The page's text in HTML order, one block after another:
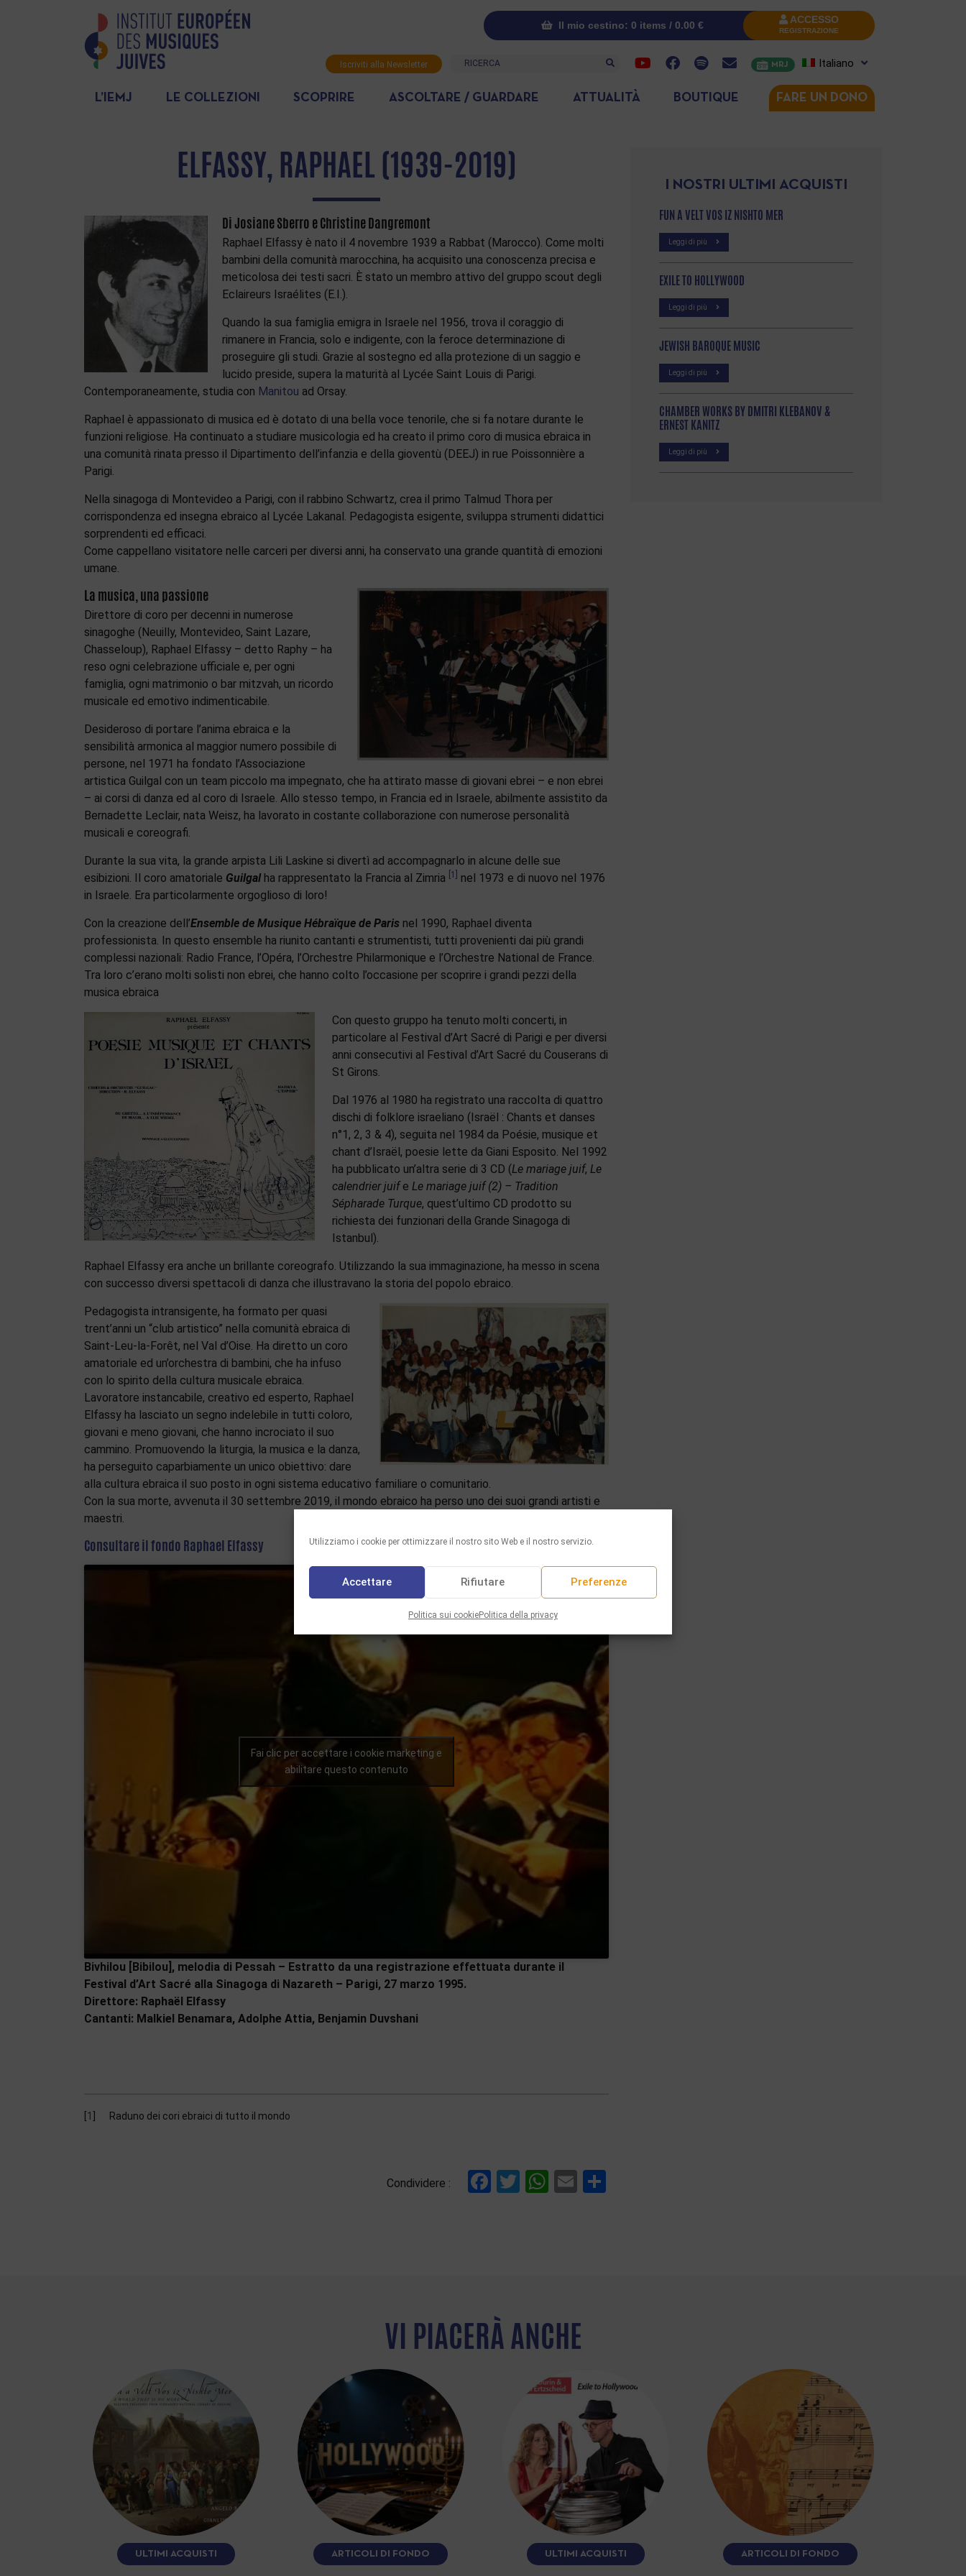
Utilizziamo i cookie per ottimizzare il nostro sito Web e il nostro servizio.
Accettare Rifiutare Preferenze
Politica sui cookiePolitica della privacy
Il mio cestino: 0 items / 0.00 € ACCESSO
REGISTRAZIONE
Iscriviti alla Newsletter Ricerca MRJ Italiano
L’IEMJ LE COLLEZIONI SCOPRIRE ASCOLTARE / GUARDARE ATTUALITÀ BOUTIQUE FARE UN DONO
ELFASSY, RAPHAEL (1939-2019)
Di Josiane Sberro e Christine Dangremont
Raphael Elfassy è nato il 4 novembre 1939 a Rabbat (Marocco). Come molti
bambini della comunità marocchina, ha acquisito una conoscenza precisa e
meticolosa dei testi sacri. È stato un membro attivo del gruppo scout degli
Eclaireurs Israélites (E.I.).
Quando la sua famiglia emigra in Israele nel 1956, trova il coraggio di
rimanere in Francia, solo e indigente, con la feroce determinazione di
proseguire gli studi. Grazie al sostegno ed alla protezione di un saggio e
lucido preside, supera la maturità al Lycée Saint Louis di Parigi.
Contemporaneamente, studia con Manitou ad Orsay.
Raphael è appassionato di musica ed è dotato di una bella voce tenorile, che si fa notare durante le
funzioni religiose. Ha continuato a studiare musicologia ed ha creato il primo coro di musica ebraica in
una comunità rinata presso il Dipartimento dell’infanzia e della gioventù (DEEJ) in rue Poissonnière a
Parigi.
Nella sinagoga di Montevideo a Parigi, con il rabbino Schwartz, crea il primo Talmud Thora per
corrispondenza ed insegna ebraico al Lycée Lakanal. Pedagogista esigente, sviluppa strumenti didattici
sorprendenti ed efficaci.
Come cappellano visitatore nelle carceri per diversi anni, ha conservato una grande quantità di emozioni
umane.
La musica, una passione
Direttore di coro per decenni in numerose
sinagoghe (Neuilly, Montevideo, Saint Lazare,
Chasseloup), Raphael Elfassy – detto Raphy – ha
reso ogni celebrazione ufficiale e, per ogni
famiglia, ogni matrimonio o bar mitzvah, un ricordo
musicale ed emotivo indimenticabile.
Desideroso di portare l’anima ebraica e la
sensibilità armonica al maggior numero possibile di
persone, nel 1971 ha fondato l’Associazione
artistica Guilgal con un team piccolo ma impegnato, che ha attirato masse di giovani ebrei – e non ebrei
– ai corsi di danza ed al coro di Israele. Allo stesso tempo, in Francia ed in Israele, abilmente assistito da
Bernadette Leclair, nata Weisz, ha lavorato in costante collaborazione con numerose personalità
musicali e coreografi.
Durante la sua vita, la grande arpista Lili Laskine si divertì ad accompagnarlo in alcune delle sue
esibizioni. Il coro amatoriale Guilgalha rappresentato la Francia al Zimria [1]
nel 1973 e di nuovo nel 1976
in Israele. Era particolarmente orgoglioso di loro!
Con la creazione dell’Ensemble de Musique Hébraïque de Paris nel 1990, Raphael diventa
professionista. In questo ensemble ha riunito cantanti e strumentisti, tutti provenienti dai più grandi
complessi nazionali: Radio France, l’Opéra, l’Orchestre Philarmonique e l’Orchestre National de France.
Tra loro c’erano molti solisti non ebrei, che hanno colto l’occasione per scoprire i grandi pezzi della
musica ebraica
Con questo gruppo ha tenuto molti concerti, in
particolare al Festival d’Art Sacré di Parigi e per diversi
anni consecutivi al Festival d’Art Sacré du Couserans di
St Girons.
Dal 1976 al 1980 ha registrato una raccolta di quattro
dischi di folklore israeliano (Israël : Chants et danses
n°1, 2, 3 & 4), seguita nel 1984 da Poésie, musique et
chant d’Israël, poesie lette da Giani Esposito. Nel 1992
ha pubblicato un’altra serie di 3 CD (Le mariage juif, Le
calendrier juife Le mariage juif (2) – Tradition
Sépharade Turque, quest’ultimo CD prodotto su
richiesta dei funzionari della Grande Sinagoga di
Istanbul).
Raphael Elfassy era anche un brillante coreografo. Utilizzando la sua immaginazione, ha messo in scena
con successo diversi spettacoli di danza che illustravano la storia del popolo ebraico.
Pedagogista intransigente, ha formato per quasi
trent’anni un “club artistico” nella comunità ebraica di
Saint-Leu-la-Forêt, nel Val d’Oise. Ha diretto un coro
amatoriale ed un’orchestra di bambini, che ha infuso
con lo spirito della cultura musicale ebraica.
Lavoratore instancabile, creativo ed esperto, Raphael
Elfassy ha lasciato un segno indelebile in tutti coloro,
giovani e meno giovani, che hanno incrociato il suo
cammino. Promuovendo la liturgia, la musica e la danza,
ha perseguito caparbiamente un unico obiettivo: dare
alla cultura ebraica il suo posto in ogni sistema educativo familiare o comunitario.
Con la sua morte, avvenuta il 30 settembre 2019, il mondo ebraico ha perso uno dei suoi grandi artisti e
maestri.
Consultare il fondo Raphael Elfassy
Fai clic per accettare i cookie marketing e
abilitare questo contenuto
Bivhilou [Bibilou], melodia di Pessah – Estratto da una registrazione effettuata durante il
Festival d’Art Sacré alla Sinagoga di Nazareth – Parigi, 27 marzo 1995.
Direttore: Raphaël Elfassy
Cantanti: Malkiel Benamara, Adolphe Attia, Benjamin Duvshani
1 Raduno dei cori ebraici di tutto il mondo
Condividere : Facebook
Twitter
WhatsApp
Email
I NOSTRI ULTIMI ACQUISTI
FUN A VELT VOS IZ NISHTO MER
Leggi di più
EXILE TO HOLLYWOOD
Leggi di più
JEWISH BAROQUE MUSIC
Leggi di più
CHAMBER WORKS BY DMITRI KLEBANOV &
ERNEST KANITZ
Leggi di più
VI PIACERÀ ANCHE
ULTIMI ACQUISTI ARTICOLI DI FONDO ULTIMI ACQUISTI ARTICOLI DI FONDO